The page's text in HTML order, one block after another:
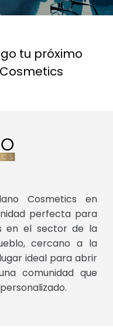
tu próximo
Cosmetics en
perfecta para
en el sector de la
cercano a la
ideal para abrir
comunidad que